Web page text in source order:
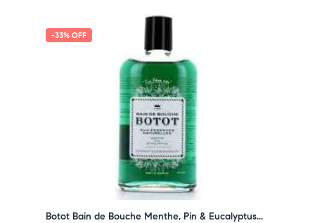
-33% OFF
Botot Bain de Bouche Menthe, Pin & Eucalyptus...